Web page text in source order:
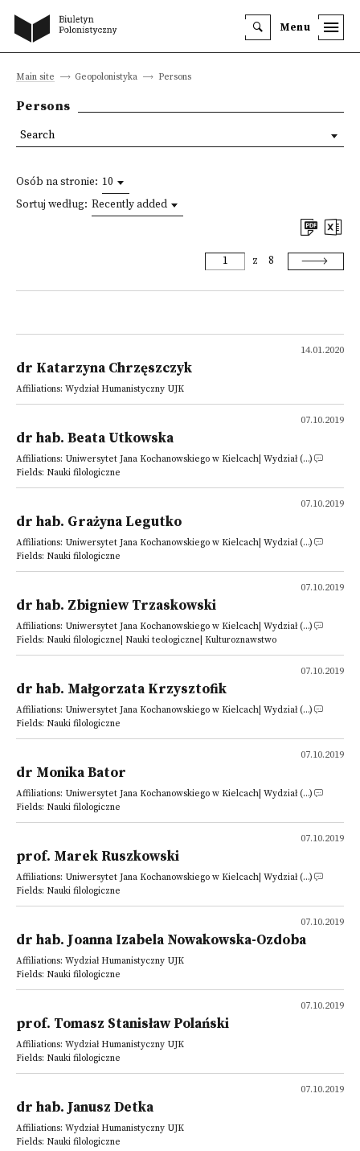
Menu
Main site Geopolonistyka Persons
Persons
Osób na stronie: 10
Sortuj według: Recently added
z 8
14.01.2020
dr Katarzyna Chrzęszczyk
Affiliations: Wydział Humanistyczny UJK
07.10.2019
dr hab. Beata Utkowska
Affiliations: Uniwersytet Jana Kochanowskiego w Kielcach| Wydział (...)
Fields: Nauki filologiczne
07.10.2019
dr hab. Grażyna Legutko
Affiliations: Uniwersytet Jana Kochanowskiego w Kielcach| Wydział (...)
Fields: Nauki filologiczne
07.10.2019
dr hab. Zbigniew Trzaskowski
Affiliations: Uniwersytet Jana Kochanowskiego w Kielcach| Wydział (...)
Fields: Nauki filologiczne| Nauki teologiczne| Kulturoznawstwo
07.10.2019
dr hab. Małgorzata Krzysztofik
Affiliations: Uniwersytet Jana Kochanowskiego w Kielcach| Wydział (...)
Fields: Nauki filologiczne
07.10.2019
dr Monika Bator
Affiliations: Uniwersytet Jana Kochanowskiego w Kielcach| Wydział (...)
Fields: Nauki filologiczne
07.10.2019
prof. Marek Ruszkowski
Affiliations: Uniwersytet Jana Kochanowskiego w Kielcach| Wydział (...)
Fields: Nauki filologiczne
07.10.2019
dr hab. Joanna Izabela Nowakowska-Ozdoba
Affiliations: Wydział Humanistyczny UJK
Fields: Nauki filologiczne
07.10.2019
prof. Tomasz Stanisław Polański
Affiliations: Wydział Humanistyczny UJK
Fields: Nauki filologiczne
07.10.2019
dr hab. Janusz Detka
Affiliations: Wydział Humanistyczny UJK
Fields: Nauki filologiczne
Search